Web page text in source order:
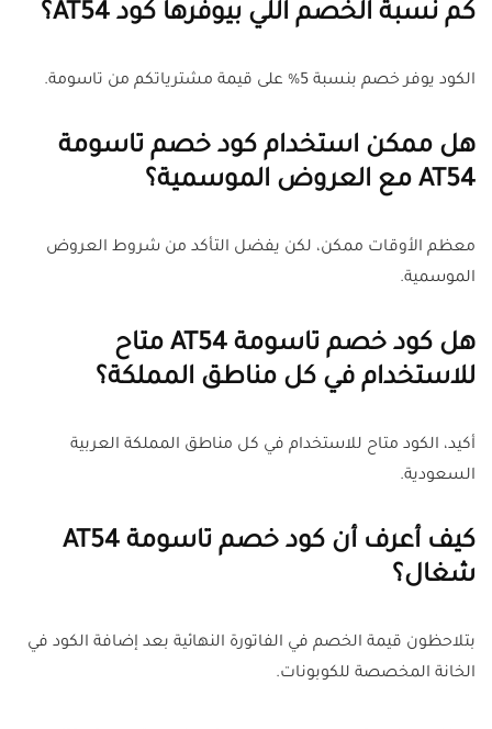
كم نسبة الخصم اللي بيوفرها كود AT54؟
الكود يوفر خصم بنسبة 5% على قيمة مشترياتكم من تاسومة.
هل ممكن استخدام كود خصم تاسومة
AT54 مع العروض الموسمية؟
معظم الأوقات ممكن، لكن يفضل التأكد من شروط العروض
الموسمية.
هل كود خصم تاسومة AT54 متاح
للاستخدام في كل مناطق المملكة؟
أكيد، الكود متاح للاستخدام في كل مناطق المملكة العربية
السعودية.
كيف أعرف أن كود خصم تاسومة AT54
شغال؟
بتلاحظون قيمة الخصم في الفاتورة النهائية بعد إضافة الكود في
الخانة المخصصة للكوبونات.